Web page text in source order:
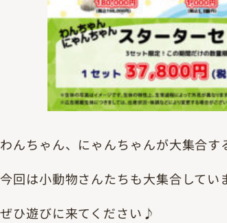
わんちゃん、にゃんちゃんが大集合
今回は小動物さんたちも大集合して
ぜひ遊びに来てください♪